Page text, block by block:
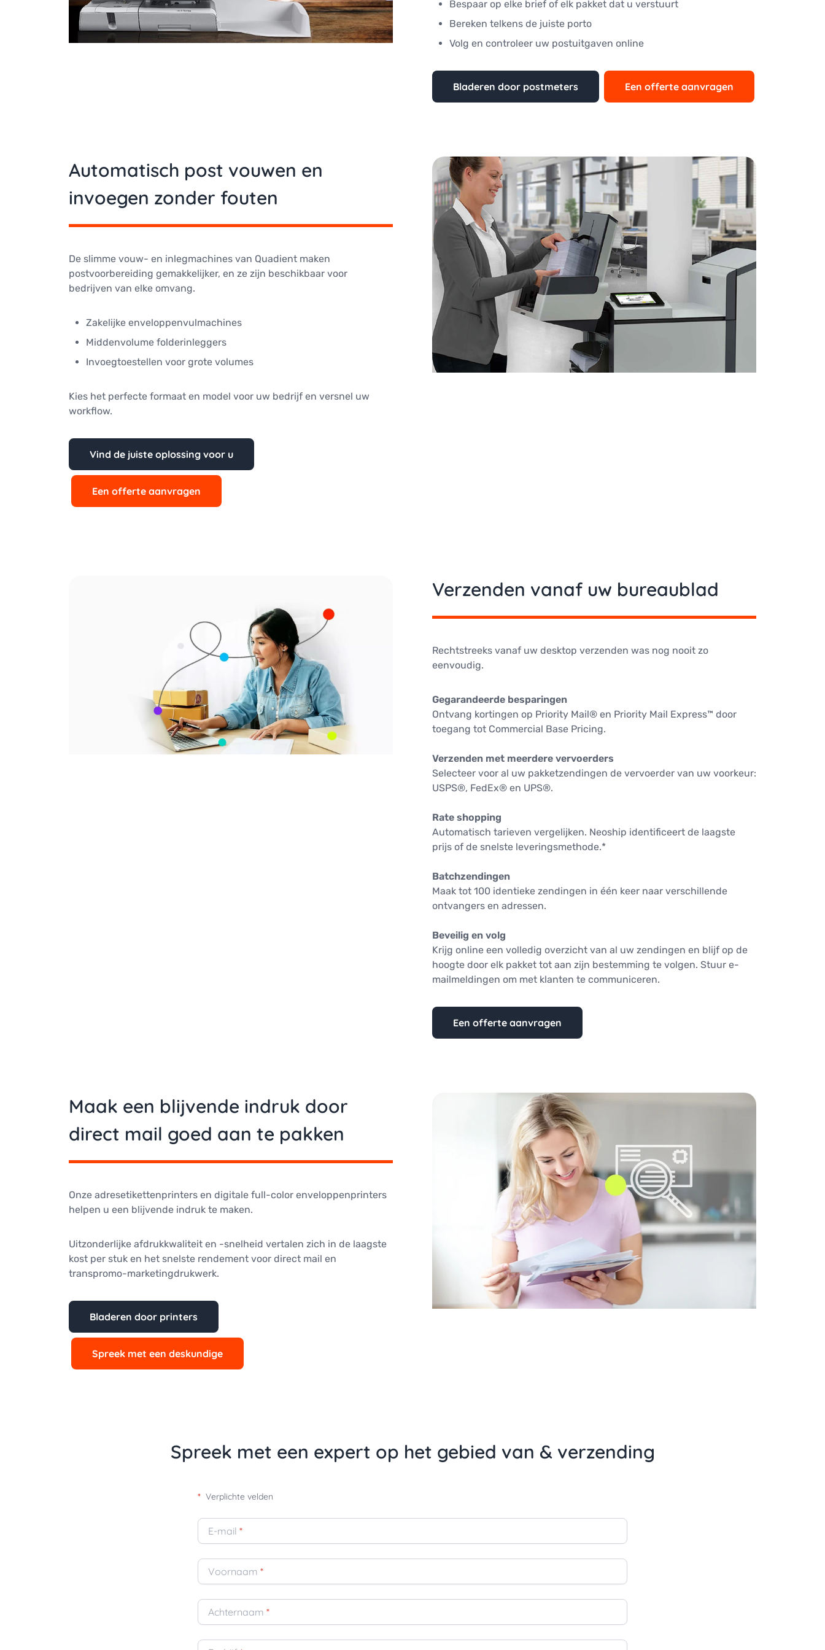
Bespaar op elke brief of elk pakket dat u verstuurt
Bereken telkens de juiste porto
Volg en controleer uw postuitgaven online
Bladeren door postmeters Een offerte aanvragen
Automatisch post vouwen en
invoegen zonder fouten
De slimme vouw- en inlegmachines van Quadient maken
postvoorbereiding gemakkelijker, en ze zijn beschikbaar voor
bedrijven van elke omvang.
Zakelijke enveloppenvulmachines
Middenvolume folderinleggers
Invoegtoestellen voor grote volumes
Kies het perfecte formaat en model voor uw bedrijf en versnel uw
workflow.
Vind de juiste oplossing voor u
Een offerte aanvragen
Verzenden vanaf uw bureaublad
Rechtstreeks vanaf uw desktop verzenden was nog nooit zo
eenvoudig.
Gegarandeerde besparingen
Ontvang kortingen op Priority Mail® en Priority Mail Express™ door
toegang tot Commercial Base Pricing.
Verzenden met meerdere vervoerders
Selecteer voor al uw pakketzendingen de vervoerder van uw voorkeur:
USPS®, FedEx® en UPS®.
Rate shopping
Automatisch tarieven vergelijken. Neoship identificeert de laagste
prijs of de snelste leveringsmethode.*
Batchzendingen
Maak tot 100 identieke zendingen in één keer naar verschillende
ontvangers en adressen.
Beveilig en volg
Krijg online een volledig overzicht van al uw zendingen en blijf op de
hoogte door elk pakket tot aan zijn bestemming te volgen. Stuur e-
mailmeldingen om met klanten te communiceren.
Een offerte aanvragen
Maak een blijvende indruk door
direct mail goed aan te pakken
Onze adresetikettenprinters en digitale full-color enveloppenprinters
helpen u een blijvende indruk te maken.
Uitzonderlijke afdrukkwaliteit en -snelheid vertalen zich in de laagste
kost per stuk en het snelste rendement voor direct mail en
transpromo-marketingdrukwerk.
Bladeren door printers
Spreek met een deskundige
Spreek met een expert op het gebied van & verzending
* Verplichte velden
E-mail *
Voornaam *
Achternaam *